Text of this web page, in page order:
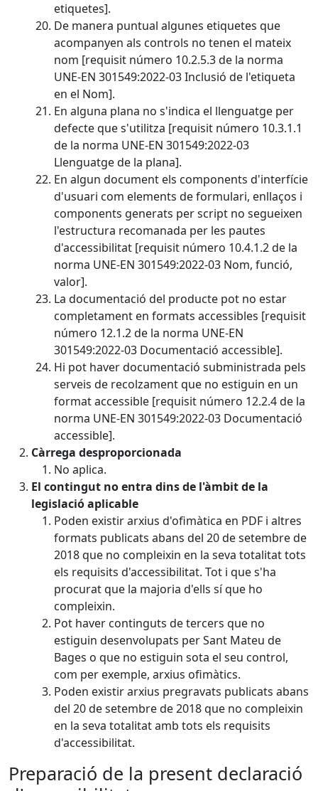
etiquetes].
De manera puntual algunes etiquetes que
acompanyen als controls no tenen el mateix
nom [requisit número 10.2.5.3 de la norma
UNE-EN 301549:2022-03 Inclusió de l'etiqueta
en el Nom].
En alguna plana no s'indica el llenguatge per
defecte que s'utilitza [requisit número 10.3.1.1
de la norma UNE-EN 301549:2022-03
Llenguatge de la plana].
En algun document els components d'interfície
d'usuari com elements de formulari, enllaços i
components generats per script no segueixen
l'estructura recomanada per les pautes
d'accessibilitat [requisit número 10.4.1.2 de la
norma UNE-EN 301549:2022-03 Nom, funció,
valor].
La documentació del producte pot no estar
completament en formats accessibles [requisit
número 12.1.2 de la norma UNE-EN
301549:2022-03 Documentació accessible].
Hi pot haver documentació subministrada pels
serveis de recolzament que no estiguin en un
format accessible [requisit número 12.2.4 de la
norma UNE-EN 301549:2022-03 Documentació
accessible].
Càrrega desproporcionada
No aplica.
El contingut no entra dins de l'àmbit de la
legislació aplicable
Poden existir arxius d'ofimàtica en PDF i altres
formats publicats abans del 20 de setembre de
2018 que no compleixin en la seva totalitat tots
els requisits d'accessibilitat. Tot i que s'ha
procurat que la majoria d'ells sí que ho
compleixin.
Pot haver continguts de tercers que no
estiguin desenvolupats per Sant Mateu de
Bages o que no estiguin sota el seu control,
com per exemple, arxius ofimàtics.
Poden existir arxius pregravats publicats abans
del 20 de setembre de 2018 que no compleixin
en la seva totalitat amb tots els requisits
d'accessibilitat.
Preparació de la present declaració